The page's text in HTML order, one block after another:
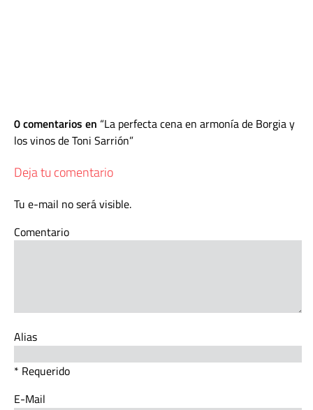
0 comentarios en La perfecta cena en armonía de Borgia y
los vinos de Toni Sarrión
Deja tu comentario
Tu e-mail no será visible.
Comentario
Alias
* Requerido
E-Mail